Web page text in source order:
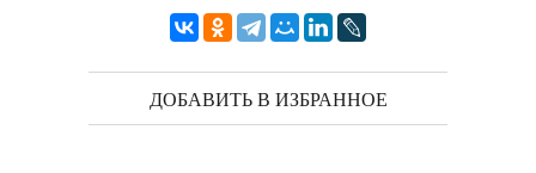
ДОБАВИТЬ В ИЗБРАННОЕ